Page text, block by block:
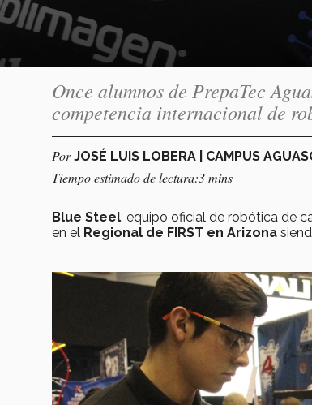
Once alumnos de PrepaTec
competencia internacional de
PorJOSÉ LUIS LOBERA | CAMPUS
Tiempo estimado de lectura:3 mins
Blue Steel , equipo oficial de robótica de
en el Regional de FIRST en Arizona